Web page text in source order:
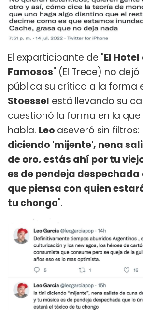
El exparticipante de "El Hotel
Famosos" (El Trece) no
pública su crítica a la forma
Stoessel está llevando su
cuestionó la forma en la que
habla. Leo aseveró sin filtros:
diciendo 'mijente', nena
de oro, estás ahí por tu
es de pendeja despechada
que piensa con quien
tu chongo".